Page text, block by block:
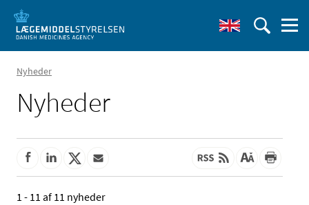
Nyheder
Nyheder
1 - 11 af 11 nyheder